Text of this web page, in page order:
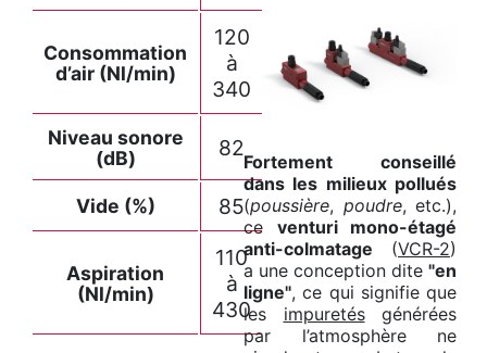
Consommation
d’air (Nl/min)
120
à
340
Niveau sonore
(dB)
82
Vide (%) 85
Aspiration
(Nl/min)
110
à
430
Fortement conseillé
dans les milieux pollués
(poussière, poudre, etc.),
ce venturi mono-étagé
anti-colmatage (VCR-2)
a une conception dite "en
ligne", ce qui signifie que
les impuretésgénérées
par l’atmosphère ne